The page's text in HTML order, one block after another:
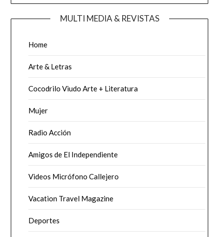
MULTI MEDIA & REVISTAS
Home
Arte & Letras
Cocodrilo Viudo Arte + Literatura
Mujer
Radio Acción
Amigos de El Independiente
Videos Micrófono Callejero
Vacation Travel Magazine
Deportes